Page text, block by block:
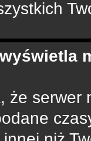
że serwer